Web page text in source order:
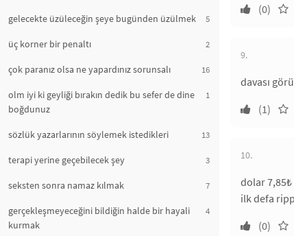
gelecekte üzüleceğin şeye bugünden üzülmek 5
üç korner bir penaltı 2
çok paranız olsa ne yapardınız sorunsalı 16
olm iyi ki geyliği bırakın dedik bu sefer de dine
boğdunuz
1
sözlük yazarlarının söylemek istedikleri 13
terapi yerine geçebilecek şey 3
seksten sonra namaz kılmak 7
gerçekleşmeyeceğini bildiğin halde bir hayali
kurmak
4
(0)
9.
davası
(1)
10.
dolar
ilk defa
(0)